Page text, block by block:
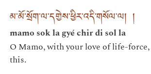
མ་མོ་སྲོག་ལ་དགྱེས་ཕྱིར་འདི་གསོལ་ལ། །
mamo sok la gyé chir di sol la
O Mamo, with your love of life-force,
this.